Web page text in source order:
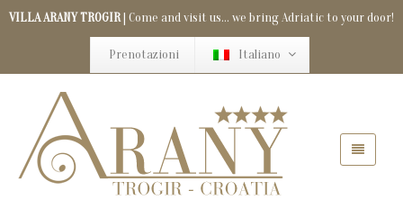
VILLA ARANY TROGIR| Come and visit us... we bring Adriatic to your door!
Prenotazioni Italiano